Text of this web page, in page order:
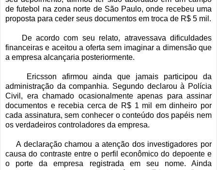
de futebol na zona norte de São Paulo, onde recebeu uma
proposta para ceder seus documentos em troca de R$ 5 mil.
De acordo com seu relato, atravessava dificuldades
financeiras e aceitou a oferta sem imaginar a dimensão que
a empresa alcançaria posteriormente.
Ericsson afirmou ainda que jamais participou da
administração da companhia. Segundo declarou à Polícia
Civil, era chamado ocasionalmente apenas para assinar
documentos e recebia cerca de R$ 1 mil em dinheiro por
cada assinatura, sem conhecer o conteúdo dos papéis nem
os verdadeiros controladores da empresa.
A declaração chamou a atenção dos investigadores por
causa do contraste entre o perfil econômico do depoente e
o porte da empresa registrada em seu nome. Ainda